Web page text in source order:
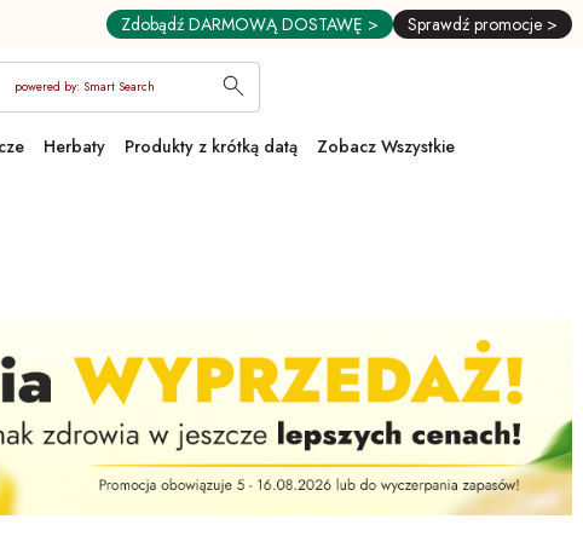
Zdobądź DARMOWĄ DOSTAWĘ > Sprawdź promocje >
powered by: Smart Search
Herbaty Produkty z krótką datą Zobacz Wszystkie